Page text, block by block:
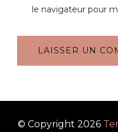
le navigateur pour
© Copyright 2026